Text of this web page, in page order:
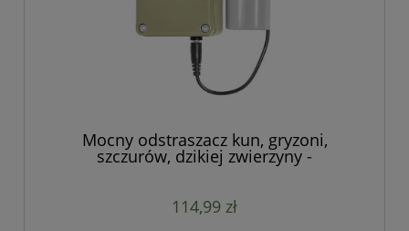
Mocny odstraszacz kun, gryzoni,
szczurów, dzikiej zwierzyny -
profesjonalny i wodoszczelny
114,99 zł